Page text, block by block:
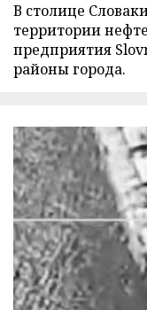
В столице
территории
предприятия
районы города.